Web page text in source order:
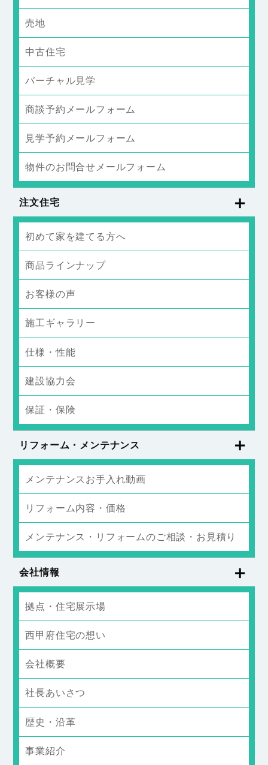
売地
中古住宅
バーチャル見学
商談予約メールフォーム
見学予約メールフォーム
物件のお問合せメールフォーム
注文住宅
初めて家を建てる方へ
商品ラインナップ
お客様の声
施工ギャラリー
仕様・性能
建設協力会
保証・保険
リフォーム・メンテナンス
メンテナンスお手入れ動画
リフォーム内容・価格
メンテナンス・リフォームのご相談・お見積り
会社情報
拠点・住宅展示場
西甲府住宅の想い
会社概要
社長あいさつ
歴史・沿革
事業紹介